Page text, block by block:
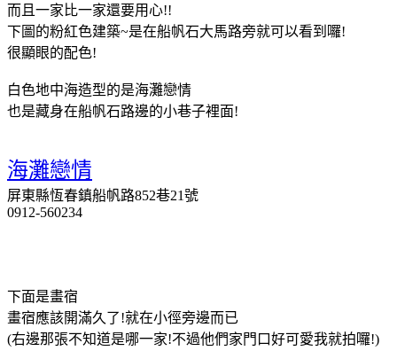
而且一家比一家還要用心!!
下圖的粉紅色建築~是在船帆石大馬路旁就可以看到囉!
很顯眼的配色!
白色地中海造型的是海灘戀情
也是藏身在船帆石路邊的小巷子裡面!
海灘戀情
屏東縣恆春鎮船帆路852巷21號
0912-560234
下面是畫宿
畫宿應該開滿久了!就在小徑旁邊而已
(右邊那張不知道是哪一家!不過他們家門口好可愛我就拍囉!)